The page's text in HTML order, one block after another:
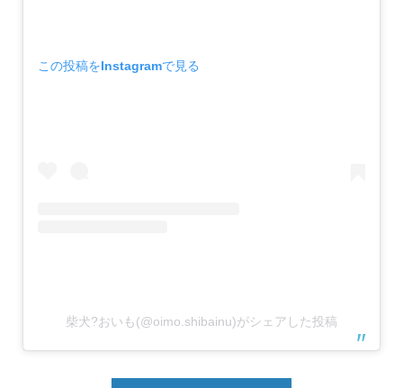
この投稿をInstagramで見る
柴犬?おいも(@oimo.shibainu)がシェアした投稿